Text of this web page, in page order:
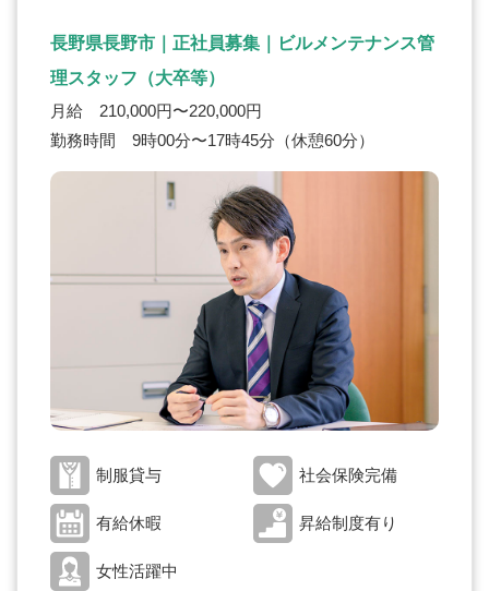
長野県長野市｜正社員募集｜ビルメンテナンス管
理スタッフ（大卒等）
月給 210,000円〜220,000円
勤務時間 9時00分〜17時45分（休憩60分）
制服貸与 社会保険完備
有給休暇 昇給制度有り
女性活躍中